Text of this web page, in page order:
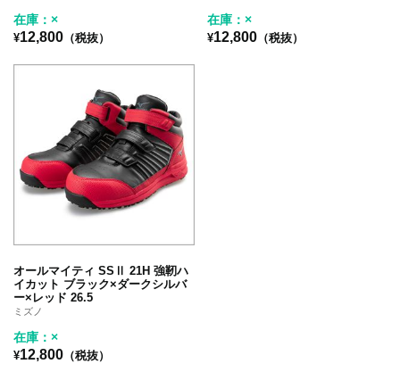
在庫：×
¥12,800 （税抜）
在庫：×
¥12,800 （税抜）
オールマイティ SSⅡ 21H 強靭ハ
イカット ブラック×ダークシルバ
ー×レッド 26.5
ミズノ
在庫：×
¥12,800 （税抜）